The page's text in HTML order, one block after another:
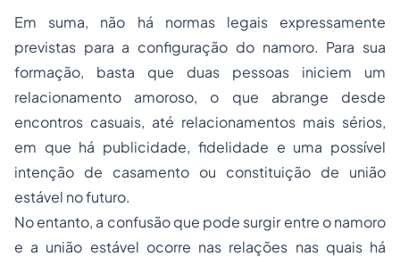
Em suma, não há normas legais expressamente
previstas para a configuração do namoro. Para sua
formação, basta que duas pessoas iniciem um
relacionamento amoroso, o que abrange desde
encontros casuais, até relacionamentos mais sérios,
em que há publicidade, fidelidade e uma possível
intenção de casamento ou constituição de união
estável no futuro.
No entanto, a confusão que pode surgir entre o namoro
e a união estável ocorre nas relações nas quais há